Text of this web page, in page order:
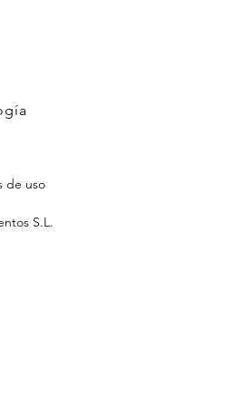
de uso
S.L.